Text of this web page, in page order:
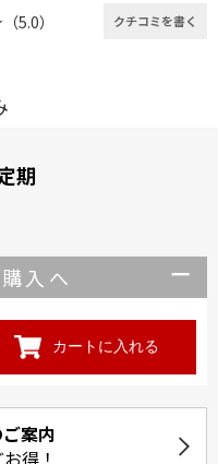
） クチコミを書く
期
入へ
カートに入れる
案内
得！